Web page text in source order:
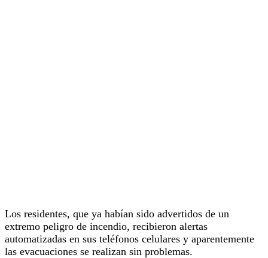
Los residentes, que ya habían sido advertidos de un
extremo peligro de incendio, recibieron alertas
automatizadas en sus teléfonos celulares y aparentemente
las evacuaciones se realizan sin problemas.